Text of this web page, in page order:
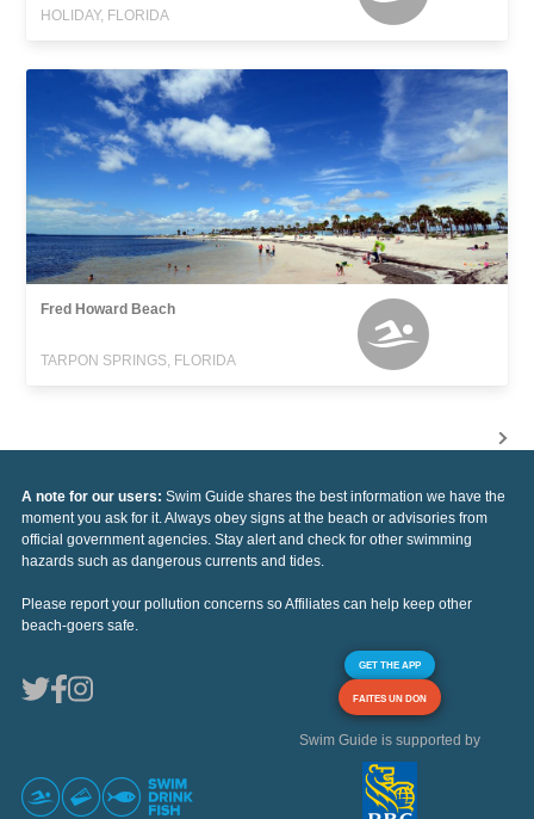
HOLIDAY, FLORIDA
Fred Howard Beach
TARPON SPRINGS, FLORIDA
A note for our users: Swim Guide shares the best information we have the
moment you ask for it. Always obey signs at the beach or advisories from
official government agencies. Stay alert and check for other swimming
hazards such as dangerous currents and tides.
Please report your pollution concerns so Affiliates can help keep other
beach-goers safe.
GET THE APP
FAITES UN DON
Swim Guide is supported by